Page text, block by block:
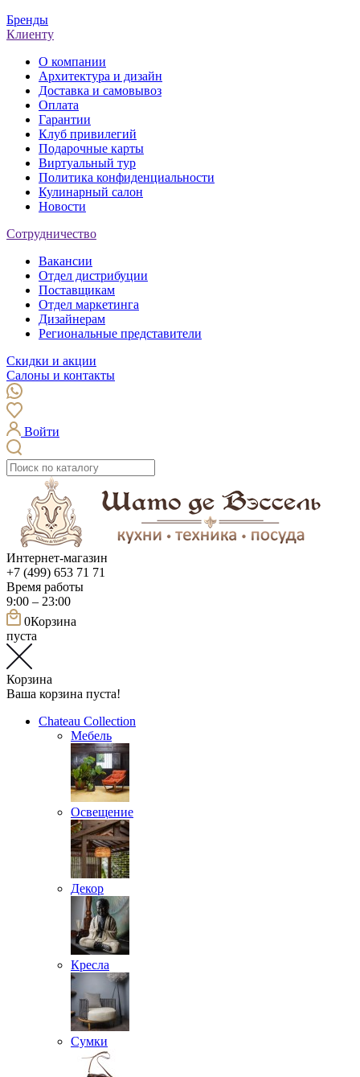
Бренды
Клиенту
О компании
Архитектура и дизайн
Доставка и самовывоз
Оплата
Гарантии
Клуб привилегий
Подарочные карты
Виртуальный тур
Политика конфиденциальности
Кулинарный салон
Новости
Сотрудничество
Вакансии
Отдел дистрибуции
Поставщикам
Отдел маркетинга
Дизайнерам
Региональные представители
Скидки и акции
Салоны и контакты
Войти
Интернет-магазин
+7 (499) 653 71 71
Время работы
9:00 – 23:00
0Корзина
пуста
Корзина
Ваша корзина пуста!
Chateau Collection
Мебель
Освещение
Декор
Кресла
Сумки